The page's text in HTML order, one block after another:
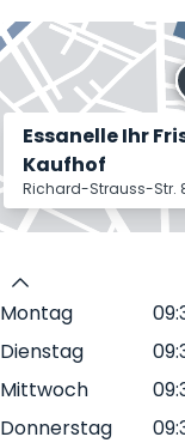
Essanelle Ihr
Kaufhof
Richard-Strauss-Str.
Montag
Dienstag
Mittwoch
Donnerstag